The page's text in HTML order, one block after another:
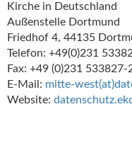
Kirche in Deutschland
Außenstelle Dortmund
Friedhof 4, 44135
Telefon: +49(0)231
Fax: +49 (0)231 533827-
E-Mail: mitte-west(at)
Website: